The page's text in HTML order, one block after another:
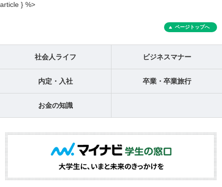
article } %>
ページトップへ
社会人ライフ ビジネスマナー
内定・入社 卒業・卒業旅行
お金の知識